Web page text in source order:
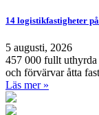
14 logistikfastigheter
5 augusti, 2026
457 000 fullt
och förvärvar åtta
Läs mer »